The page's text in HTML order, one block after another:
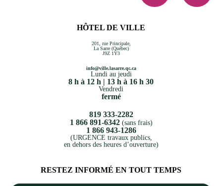
HÔTEL DE VILLE
201, rue Principale,
La Sarre (Québec)
J9Z 1Y3
info@ville.lasarre.qc.ca
Lundi au jeudi
8 h à 12 h | 13 h à 16 h 30
Vendredi
fermé
819 333-2282
1 866 891-6342(sans frais)
1 866 943-1286
(URGENCE travaux publics,
en dehors des heures d’ouverture)
RESTEZ INFORMÉ EN TOUT TEMPS